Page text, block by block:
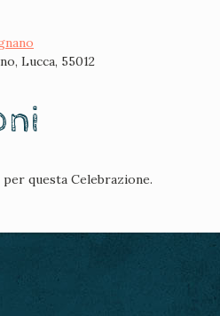
Lucca, 55012
questa Celebrazione.